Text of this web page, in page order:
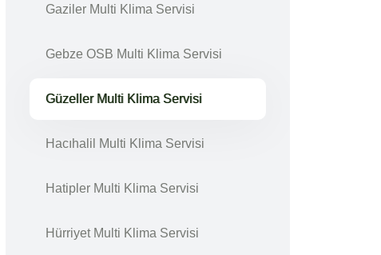
Gaziler Multi Klima Servisi
Gebze OSB Multi Klima Servisi
Güzeller Multi Klima Servisi
Hacıhalil Multi Klima Servisi
Hatipler Multi Klima Servisi
Hürriyet Multi Klima Servisi